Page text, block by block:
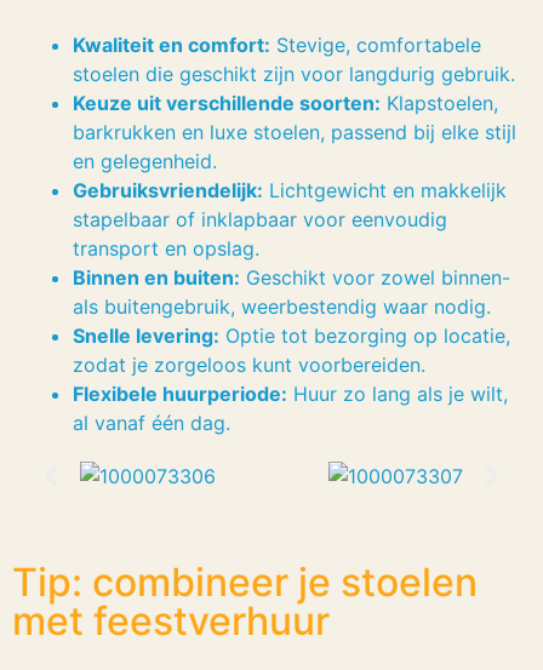
Kwaliteit en comfort: Stevige, comfortabele
stoelen die geschikt zijn voor langdurig gebruik.
Keuze uit verschillende soorten: Klapstoelen,
barkrukken en luxe stoelen, passend bij elke stijl
en gelegenheid.
Gebruiksvriendelijk: Lichtgewicht en makkelijk
stapelbaar of inklapbaar voor eenvoudig
transport en opslag.
Binnen en buiten: Geschikt voor zowel binnen-
als buitengebruik, weerbestendig waar nodig.
Snelle levering: Optie tot bezorging op locatie,
zodat je zorgeloos kunt voorbereiden.
Flexibele huurperiode: Huur zo lang als je wilt,
al vanaf één dag.
Tip: combineer je stoelen
met feestverhuur